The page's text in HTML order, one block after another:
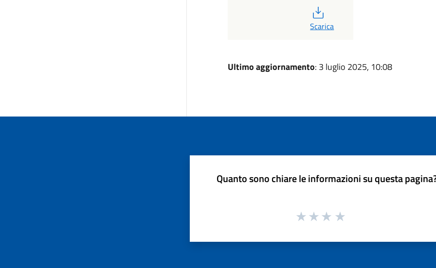
PDF
Scarica
Ultimo aggiornamento: 3 luglio 2025, 10:08
Quanto sono chiare le informazioni su questa